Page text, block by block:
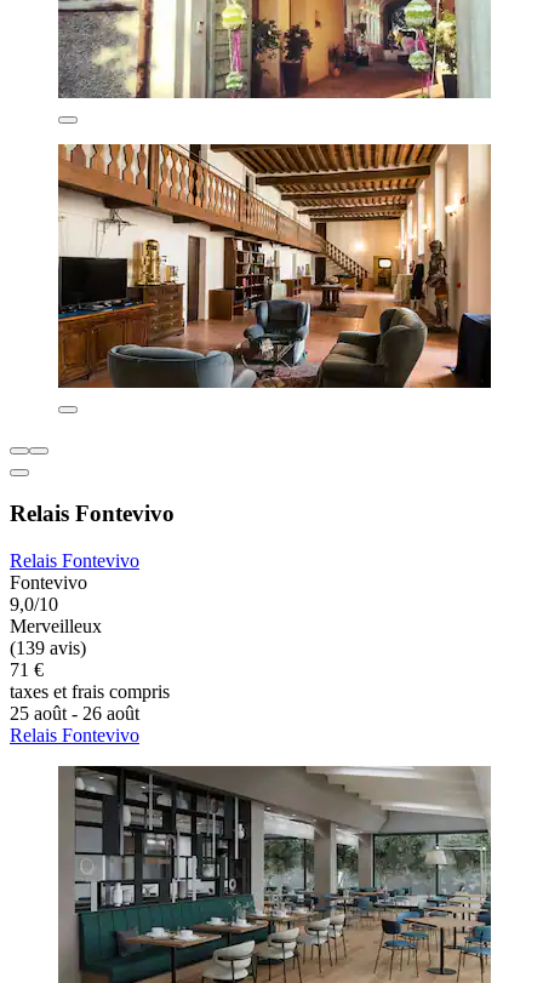
Relais Fontevivo
Relais Fontevivo
Fontevivo
9,0/10
Merveilleux
(139 avis)
71 €
taxes et frais compris
25 août - 26 août
Relais Fontevivo